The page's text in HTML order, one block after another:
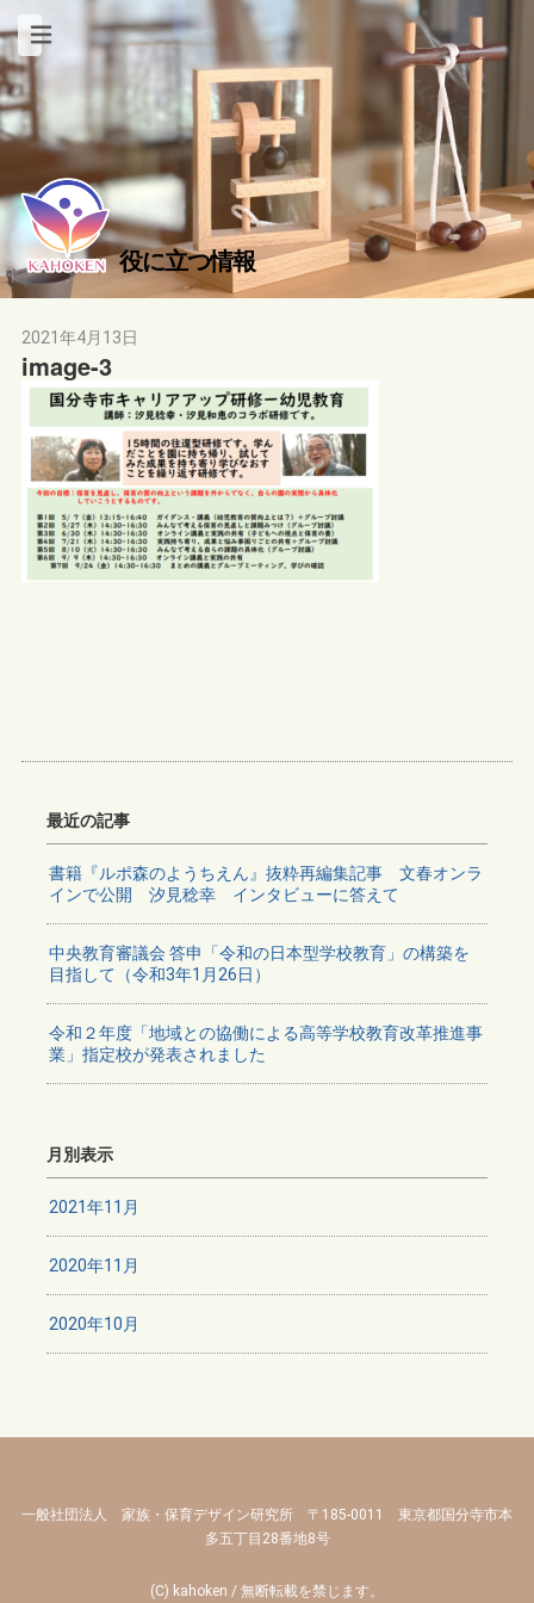
役に立つ情報
2021年4月13日
image-3
最近の記事
書籍『ルポ森のようちえん』抜粋再編集記事 文春オンラ
インで公開 汐見稔幸 インタビューに答えて
中央教育審議会 答申「令和の日本型学校教育」の構築を
目指して（令和3年1月26日）
令和２年度「地域との協働による高等学校教育改革推進事
業」指定校が発表されました
月別表示
2021年11月
2020年11月
2020年10月
一般社団法人 家族・保育デザイン研究所 〒185-0011 東京都国分寺市本
多五丁目28番地8号
(C) kahoken / 無断転載を禁じます。